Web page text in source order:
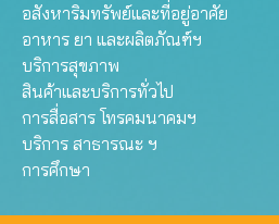
อสังหาริมทรัพย์และที่อยู่อาศัย
อาหาร ยา และผลิตภัณฑ์ฯ
บริการสุขภาพ
สินค้าและบริการทั่วไป
การสื่อสาร โทรคมนาคมฯ
บริการ สาธารณะ ฯ
การศึกษา